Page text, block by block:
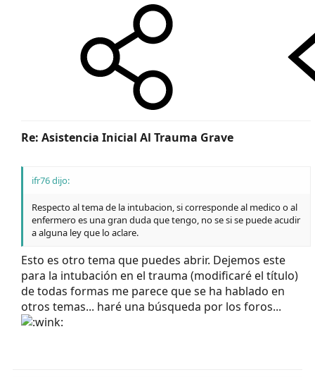
Re: Asistencia Inicial Al Trauma Grave
ifr76 dijo:
Respecto al tema de la intubacion, si corresponde al medico o al
enfermero es una gran duda que tengo, no se si se puede acudir
a alguna ley que lo aclare.
Esto es otro tema que puedes abrir. Dejemos este
para la intubación en el trauma (modificaré el título)
de todas formas me parece que se ha hablado en
otros temas... haré una búsqueda por los foros...